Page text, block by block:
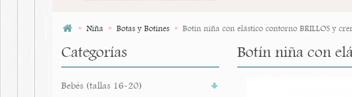
Niña Botas y Botines Botín niña con elástico contorno BRILLOS y
Categorías
Bebés (tallas 16-20)
Botín niña con